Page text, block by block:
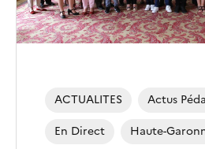
ACTUALITES
Actus
En Direct
Haute-